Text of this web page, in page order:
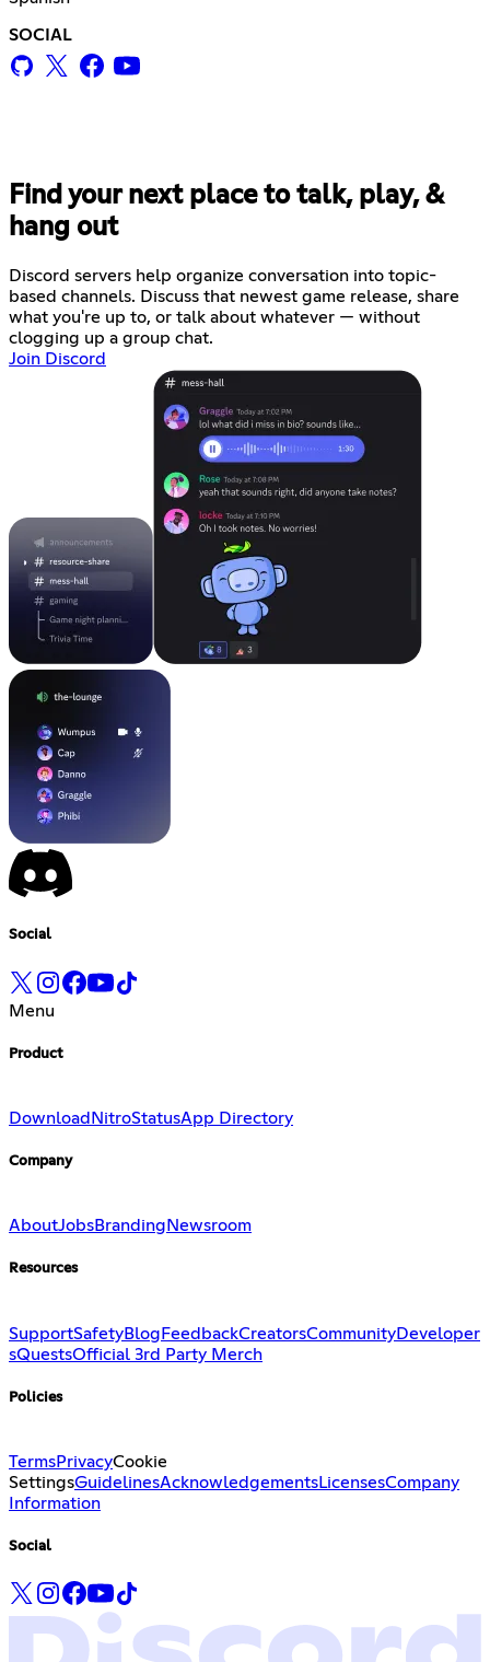
SOCIAL
Find your next place to talk, play, &
hang out
Discord servers help organize conversation into topic-
based channels. Discuss that newest game release, share
what you're up to, or talk about whatever — without
clogging up a group chat.
Join Discord
Social
Menu
Product
Download NitroStatusApp Directory
Company
AboutJobsBranding Newsroom
Resources
SupportSafetyBlogFeedbackCreatorsCommunityDeveloper
sQuestsOfficial 3rd Party Merch
Policies
TermsPrivacyCookie
SettingsGuidelinesAcknowledgementsLicensesCompany
Information
Social